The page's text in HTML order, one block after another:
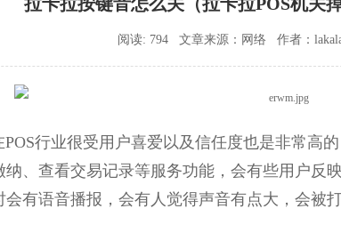
阅读: 794 文章来源：网络 作者：
POS行业很受用户喜爱以及信任度也是非常高的
纳、查看交易记录等服务功能，会有些用户反
会有语音播报，会有人觉得声音有点大，会被